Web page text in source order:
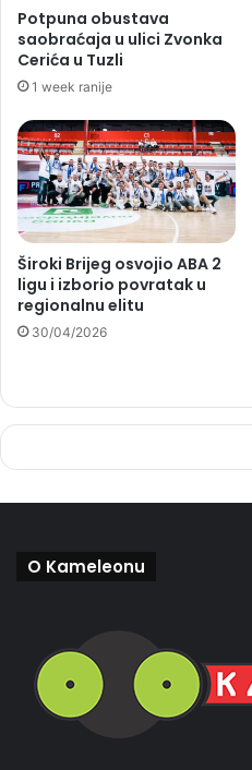
Potpuna obustava
saobraćaja u ulici Zvonka
Cerića u Tuzli
1 week ranije
Široki Brijeg osvojio ABA 2
ligu i izborio povratak u
regionalnu elitu
30/04/2026
O Kameleonu